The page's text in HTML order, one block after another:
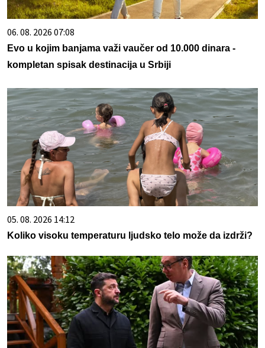
06. 08. 2026 07:08
Evo u kojim banjama važi vaučer od 10.000 dinara -
kompletan spisak destinacija u Srbiji
05. 08. 2026 14:12
Koliko visoku temperaturu ljudsko telo može da izdrži?